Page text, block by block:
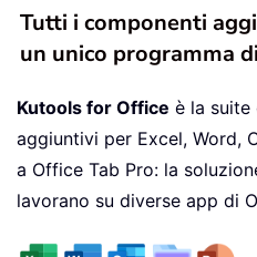
Tutti i componenti
un unico programma
Kutools for Office è la suite
aggiuntivi per Excel, Word,
a Office Tab Pro: la
lavorano su diverse app di